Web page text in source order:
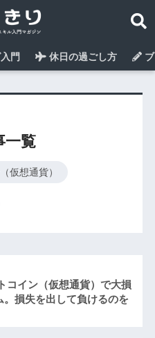
門 休日の過ごし方
一覧
仮想通貨）
コイン（仮想通貨）で大損
。損失を出して負けるのを